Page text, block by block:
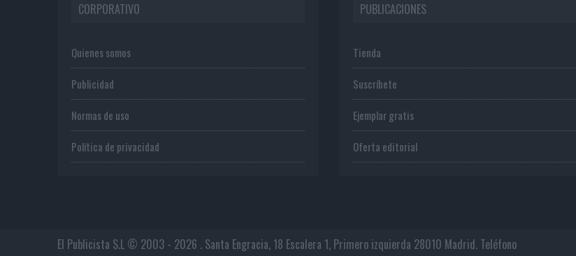
CORPORATIVO
Quienes somos
Publicidad
Normas de uso
Política de privacidad
PUBLICACIONES
Tienda
Suscríbete
Ejemplar gratis
Oferta editorial
El Publicista S.L © 2003 - 2026 . Santa Engracia, 18 Escalera 1, Primero izquierda 28010 Madrid. Teléfono